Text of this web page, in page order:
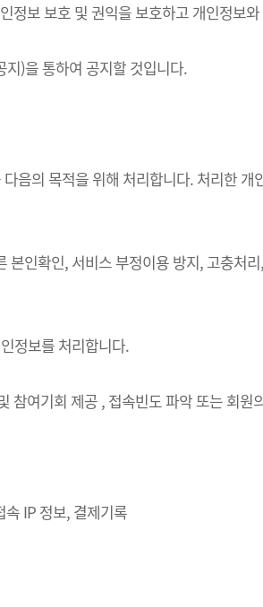
보 보호 및 권익을 보호하고 개인정보
)을 통하여 공지할 것입니다.
음의 목적을 위해 처리합니다. 처리한
인확인, 서비스 부정이용 방지, 고충처
정보를 처리합니다.
여기회 제공 , 접속빈도 파악 또는 회
IP 정보, 결제기록